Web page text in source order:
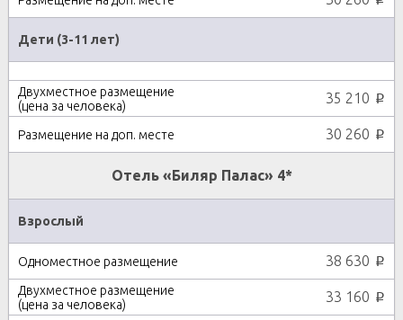
Дети (3-11 лет)
35 210 p
30 260 p
Отель «Биляр Палас» 4*
Взрослый
38 630 p
33 160 p